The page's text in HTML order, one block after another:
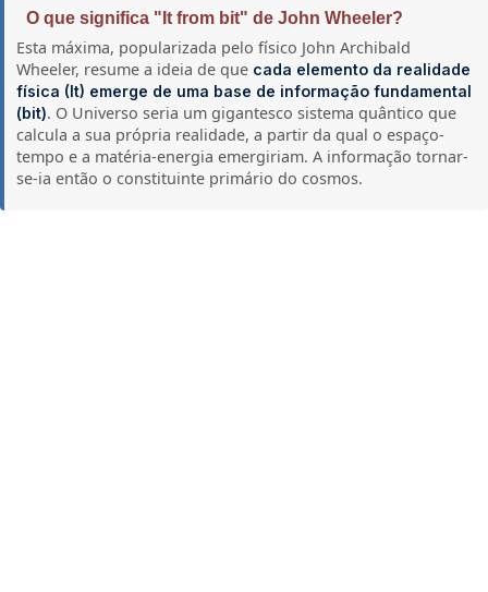
O que significa "It from bit" de John Wheeler?
Esta máxima, popularizada pelo físico John Archibald
Wheeler, resume a ideia de que cada elemento da realidade
física (It) emerge de uma base de informação fundamental
(bit). O Universo seria um gigantesco sistema quântico que
calcula a sua própria realidade, a partir da qual o espaço-
tempo e a matéria-energia emergiriam. A informação tornar-
se-ia então o constituinte primário do cosmos.